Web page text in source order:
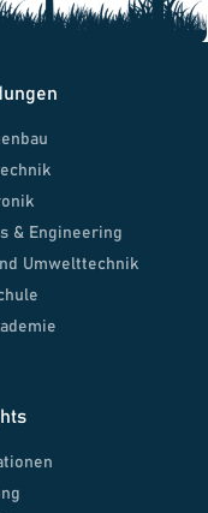
& Engineering
Umwelttechnik